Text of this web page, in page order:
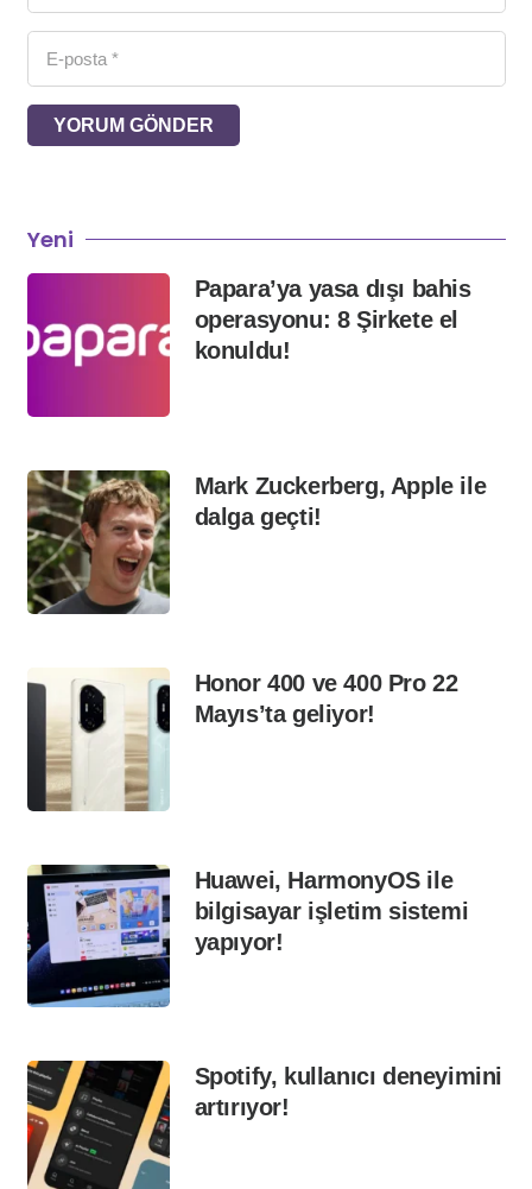
YORUM GÖNDER
Yeni
Papara’ya yasa dışı bahis
operasyonu: 8 Şirkete el
konuldu!
Mark Zuckerberg, Apple ile
dalga geçti!
Honor 400 ve 400 Pro 22
Mayıs’ta geliyor!
Huawei, HarmonyOS ile
bilgisayar işletim sistemi
yapıyor!
Spotify, kullanıcı deneyimini
artırıyor!